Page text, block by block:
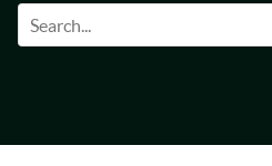
Zoekveld